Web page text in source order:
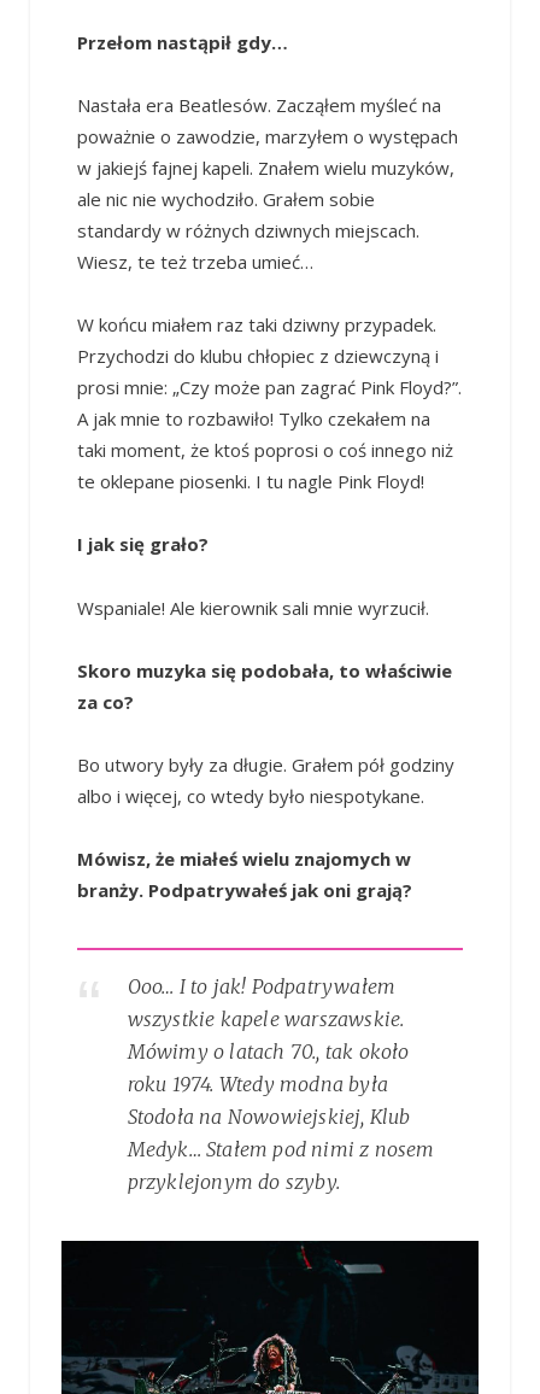
Przełom nastąpił gdy…
Nastała era Beatlesów. Zacząłem myśleć na
poważnie o zawodzie, marzyłem o występach
w jakiejś fajnej kapeli. Znałem wielu muzyków,
ale nic nie wychodziło. Grałem sobie
standardy w różnych dziwnych miejscach.
Wiesz, te też trzeba umieć…
W końcu miałem raz taki dziwny przypadek.
Przychodzi do klubu chłopiec z dziewczyną i
prosi mnie: „Czy może pan zagrać Pink Floyd?”.
A jak mnie to rozbawiło! Tylko czekałem na
taki moment, że ktoś poprosi o coś innego niż
te oklepane piosenki. I tu nagle Pink Floyd!
I jak się grało?
Wspaniale! Ale kierownik sali mnie wyrzucił.
Skoro muzyka się podobała, to właściwie
za co?
Bo utwory były za długie. Grałem pół godziny
albo i więcej, co wtedy było niespotykane.
Mówisz, że miałeś wielu znajomych w
branży. Podpatrywałeś jak oni grają?
Ooo… I to jak! Podpatrywałem
wszystkie kapele warszawskie.
Mówimy o latach 70., tak około
roku 1974. Wtedy modna była
Stodoła na Nowowiejskiej, Klub
Medyk… Stałem pod nimi z nosem
przyklejonym do szyby.